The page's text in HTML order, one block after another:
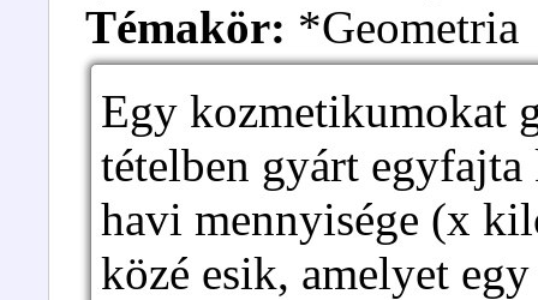
Témakör: *Geometria
Egy kozmetikumokat
tételben gyárt egyfajta
havi mennyisége (x
közé esik, amelyet